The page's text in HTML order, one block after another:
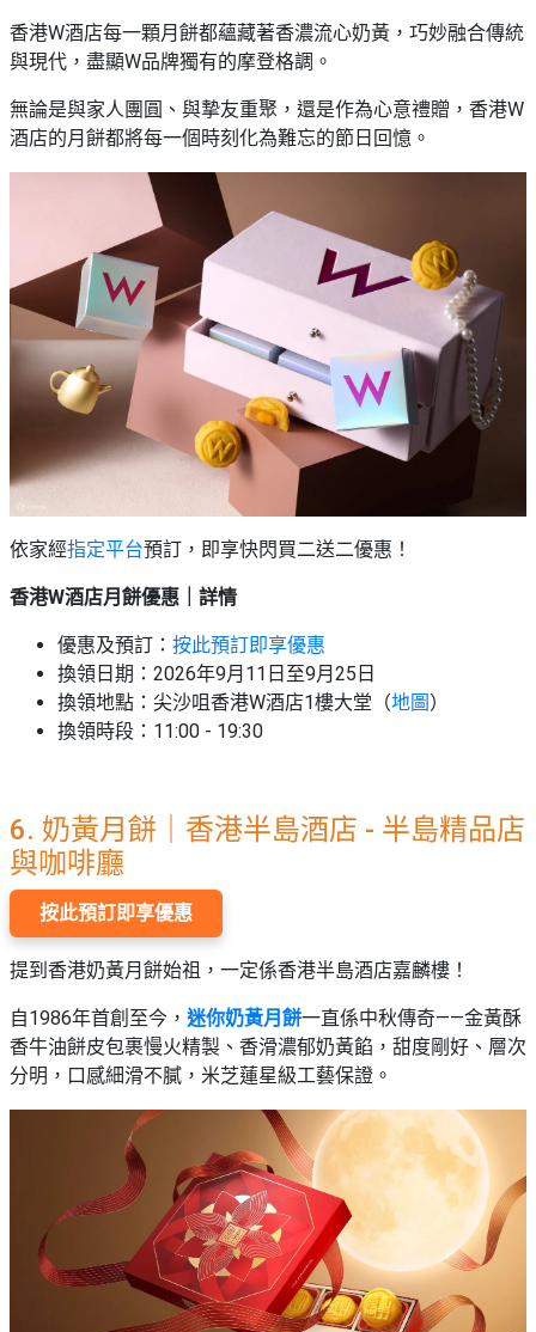
香港W酒店每一顆月餅都蘊藏著香濃流心奶黃，巧妙融合傳統
與現代，盡顯W品牌獨有的摩登格調。
無論是與家人團圓、與摯友重聚，還是作為心意禮贈，香港W
酒店的月餅都將每一個時刻化為難忘的節日回憶。
依家經指定平台預訂，即享快閃買二送二優惠！
香港W酒店月餅優惠｜詳情
優惠及預訂： 按此預訂即享優惠
換領日期：2026年9月11日至9月25日
換領地點：尖沙咀香港W酒店1樓大堂 （地圖）
換領時段：11:00 - 19:30
6. 奶黃月餅｜香港半島酒店 - 半島精品店
與咖啡廳
按此預訂即享優惠
提到香港奶黃月餅始祖，一定係香港半島酒店嘉麟樓！
自1986年首創至今， 迷你奶黃月餅一直係中秋傳奇——金黃酥
香牛油餅皮包裹慢火精製、香滑濃郁奶黃餡，甜度剛好、層次
分明，口感細滑不膩，米芝蓮星級工藝保證。